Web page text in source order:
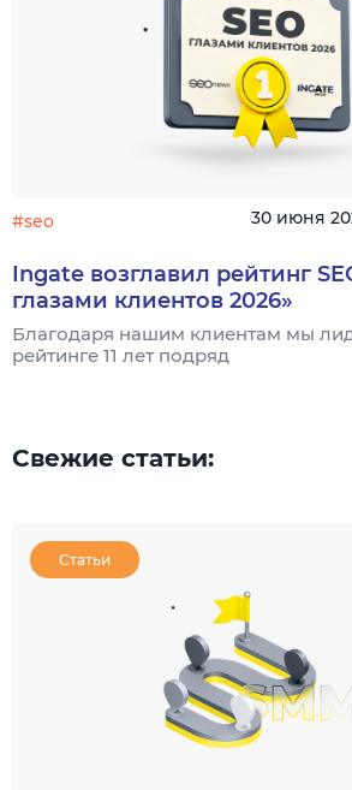
#seo 30 июня
Ingate возглавил рейтинг
глазами клиентов 2026»
Благодаря нашим клиентам мы
рейтинге 11 лет подряд
Свежие статьи:
Статьи